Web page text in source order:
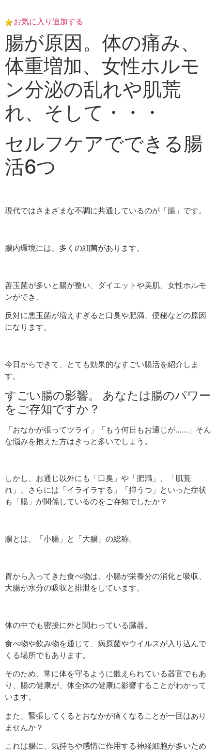
content
お気に入り追加する
腸が原因。体の痛み、
体重増加、女性ホルモ
ン分泌の乱れや肌荒
れ、そして・・・
セルフケアでできる腸
活6つ
現代ではさまざまな不調に共通しているのが「腸」です。
腸内環境には、多くの細菌があります。
善玉菌が多いと腸が整い、ダイエットや美肌、女性ホルモ
ンができ、
反対に悪玉菌が増えすぎると口臭や肥満、便秘などの原因
になります。
今日からできて、とても効果的なすごい腸活を紹介しま
す。
すごい腸の影響。 あなたは腸のパワー
をご存知ですか？
「おなかが張ってツライ」「もう何日もお通じが……」そん
な悩みを抱えた方はきっと多いでしょう。
しかし、お通じ以外にも「口臭」や「肥満」、「肌荒
れ」、さらには「イライラする」「抑うつ」といった症状
も「腸」が関係しているのをご存知でしたか？
腸とは、「小腸」と「大腸」の総称。
胃から入ってきた食べ物は、小腸が栄養分の消化と吸収、
大腸が水分の吸収と排泄をしています。
体の中でも密接に外と関わっている臓器。
食べ物や飲み物を通じて、病原菌やウイルスが入り込んで
くる場所でもあります。
そのため、常に体を守るように鍛えられている器官でもあ
り、腸の健康が、体全体の健康に影響することがわかって
います。
また、緊張してくるとおなかが痛くなることが一回はあり
ませんか？
これは腸に、気持ちや感情に作用する神経細胞が多いため